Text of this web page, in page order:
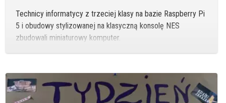
Technicy informatycy z trzeciej klasy na bazie Raspberry Pi
5 i obudowy stylizowanej na klasyczną konsolę NES
zbudowali miniaturowy komputer.